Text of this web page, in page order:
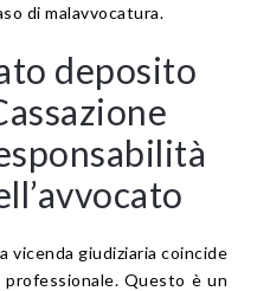
di malavvocatura.
deposito
vicenda giudiziaria coincide
Questo è un